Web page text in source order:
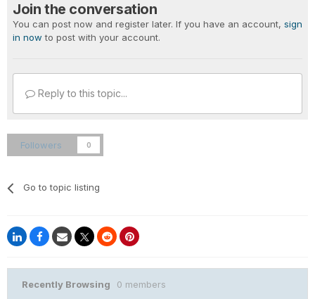
Join the conversation
You can post now and register later. If you have an account, sign
in now to post with your account.
Reply to this topic...
Followers 0
Go to topic listing
Recently Browsing 0 members